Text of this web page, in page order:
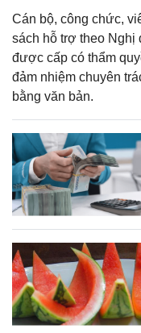
Cán bộ, công chức,
sách hỗ trợ theo Nghị
được cấp có thẩm
đảm nhiệm chuyên
bằng văn bản.